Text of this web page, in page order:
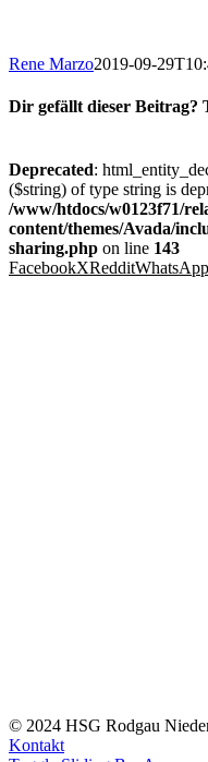
Rene Marzo2019-09-
Dir gefällt dieser Beitrag?
Deprecated:
($string) of type string is
/www/htdocs/w0123f71/
content/themes/Avada/
sharing.php on line 143
FacebookXRedditWhatsApp
© 2024 HSG Rodgau
Kontakt